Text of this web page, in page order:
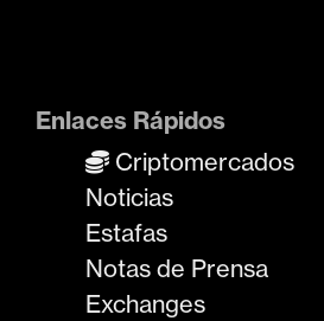
Enlaces Rápidos
Criptomercados
Noticias
Estafas
Notas de Prensa
Exchanges